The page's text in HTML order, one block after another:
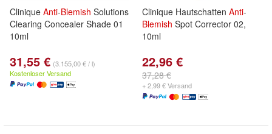
Clinique Anti-Blemish Solutions
Clearing Concealer Shade 01
10ml
31,55 € (3.155,00 € / l)
Kostenloser Versand
Clinique Hautschatten Anti-
Blemish Spot Corrector 02,
10ml
22,96 €
37,28 €
+ 2,99 € Versand